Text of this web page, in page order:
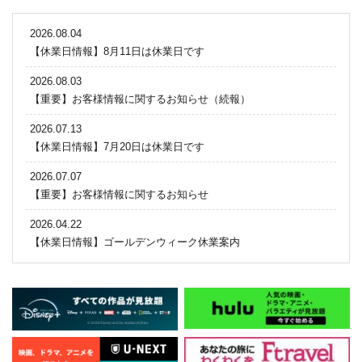
2026.08.04
【休業日情報】8月11日は休業日です
2026.08.03
【重要】お客様情報に関するお知らせ（続報）
2026.07.13
【休業日情報】7月20日は休業日です
2026.07.07
【重要】お客様情報に関するお知らせ
2026.04.22
【休業日情報】ゴールデンウィーク休業案内